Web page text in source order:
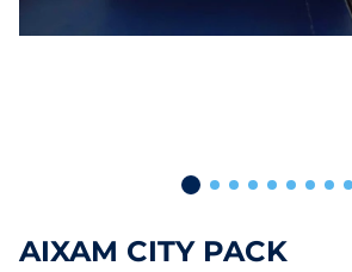
AIXAM CITY PACK